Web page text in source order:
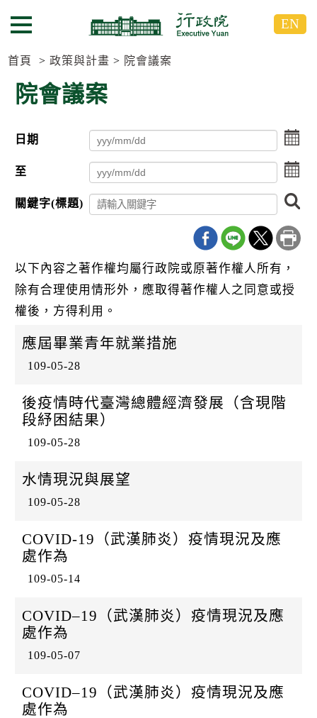
到
要
到
要
選單按鈕 EN
首頁 政策與計畫 院會議案
院會議案
日期
點
擊
選
擇
期
日
至
點
擊
擇
期
迄
關鍵字(標題)
尋
以下內容之著作權均屬行政院或原著作權人所有，
除有合理使用情形外，應取得著作權人之同意或授
權後，方得利用。
應屆畢業青年就業措施
109-05-28
後疫情時代臺灣總體經濟發展（含現階
段紓困結果）
109-05-28
水情現況與展望
109-05-28
COVID-19（武漢肺炎）疫情現況及應
處作為
109-05-14
COVID–19（武漢肺炎）疫情現況及應
處作為
109-05-07
COVID–19（武漢肺炎）疫情現況及應
處作為